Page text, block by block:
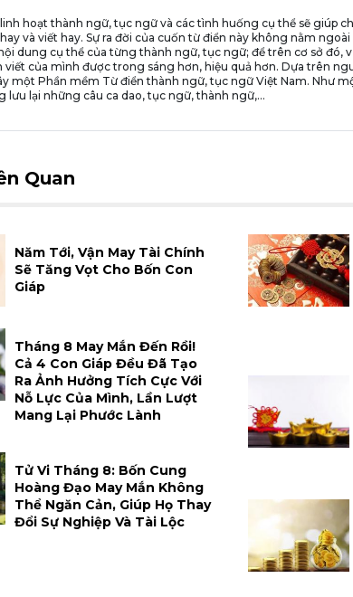
hoạt thành ngữ, tục ngữ và các tình huống cụ thể sẽ giúp
và viết hay. Sự ra đời của cuốn từ điển này không nằm
dung cụ thể của từng thành ngữ, tục ngữ; để trên cơ sở đó,
viết của mình được trong sáng hơn, hiệu quả hơn. Dựa trên
một Phần mềm Từ điển thành ngữ, tục ngữ Việt Nam. Như
lưu lại những câu ca dao, tục ngữ, thành ngữ,...
Quan
Năm Tới, Vận May Tài Chính
Sẽ Tăng Vọt Cho Bốn Con
Giáp
Tháng 8 May Mắn Đến Rồi!
Cả 4 Con Giáp Đều Đã Tạo
Ra Ảnh Hưởng Tích Cực Với
Nỗ Lực Của Mình, Lần Lượt
Mang Lại Phước Lành
Tử Vi Tháng 8: Bốn Cung
Hoàng Đạo May Mắn Không
Thể Ngăn Cản, Giúp Họ Thay
Đổi Sự Nghiệp Và Tài Lộc